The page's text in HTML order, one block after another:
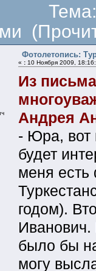
Фотолетопись:
« :10 Ноября 2009,
Из
Андрея
- Юра, вот
будет
меня есть
годом).
было бы
могу